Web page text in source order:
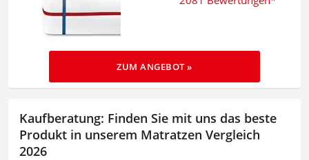
ZUM ANGEBOT »
Kaufberatung: Finden Sie mit uns das beste
Produkt in unserem Matratzen Vergleich
2026